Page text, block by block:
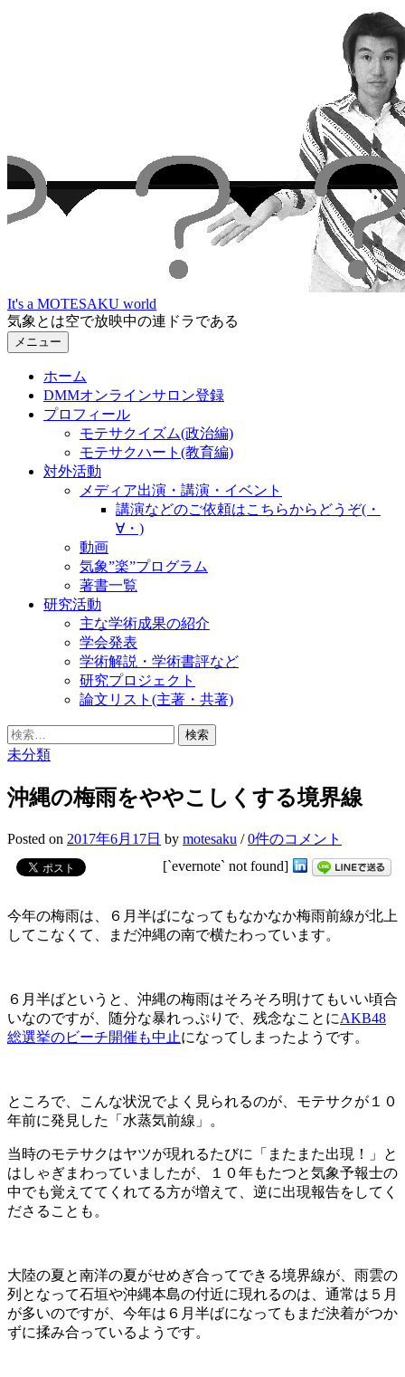
ッ
プ
It's a MOTESAKU world
気象とは空で放映中の連ドラである
メニュー
ホーム
DMMオンラインサロン登録
プロフィール
モテサクイズム(政治編)
モテサクハート(教育編)
対外活動
メディア出演・講演・イベント
講演などのご依頼はこちらからどうぞ(・
∀・)
動画
気象”楽”プログラム
著書一覧
研究活動
主な学術成果の紹介
学会発表
学術解説・学術書評など
研究プロジェクト
論文リスト(主著・共著)
検
索:
未分類
沖縄の梅雨をややこしくする境界線
Posted on 2017年6月17日 by motesaku /0件のコメント
[`evernote` not found]
今年の梅雨は、６月半ばになってもなかなか梅雨前線が北上
してこなくて、まだ沖縄の南で横たわっています。
６月半ばというと、沖縄の梅雨はそろそろ明けてもいい頃合
いなのですが、随分な暴れっぷりで、残念なことにAKB48
総選挙のビーチ開催も中止になってしまったようです。
ところで、こんな状況でよく見られるのが、モテサクが１０
年前に発見した「水蒸気前線」。
当時のモテサクはヤツが現れるたびに「またまた出現！」と
はしゃぎまわっていましたが、１０年もたつと気象予報士の
中でも覚えててくれてる方が増えて、逆に出現報告をしてく
ださることも。
大陸の夏と南洋の夏がせめぎ合ってできる境界線が、雨雲の
列となって石垣や沖縄本島の付近に現れるのは、通常は５月
が多いのですが、今年は６月半ばになってもまだ決着がつか
ずに揉み合っているようです。